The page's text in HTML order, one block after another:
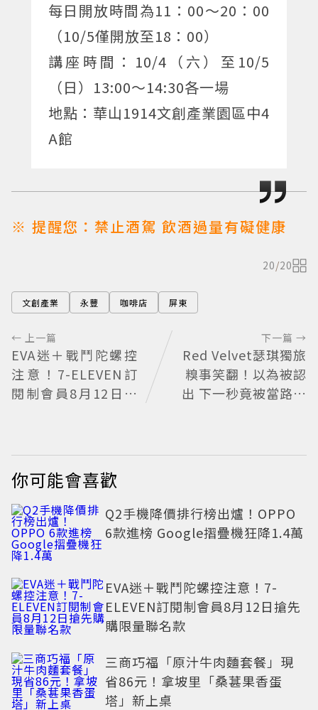
每日開放時間為11：00～20：00
（10/5僅開放至18：00）
講座時間：10/4（六）至10/5
（日）13:00～14:30各一場
地點：華山1914文創產業園區中4
A館
※ 提醒您：禁止酒駕 飲酒過量有礙健康
20/20
文創產業 永豐 咖啡店 屏東
← 上一篇
EVA迷＋戰鬥陀螺控
注意！7-ELEVEN訂
閱制會員8月12日搶
下一篇 →
Red Velvet瑟琪獨旅
糗事笑翻！以為被認
出 下一秒竟被當路人
你可能會喜歡
Q2手機降價排行榜出爐！OPPO
6款進榜 Google摺疊機狂降1.4萬
EVA迷＋戰鬥陀螺控注意！7-
ELEVEN訂閱制會員8月12日搶先
購限量聯名款
三商巧福「原汁牛肉麵套餐」現
省86元！拿坡里「桑葚果香蛋
塔」新上桌